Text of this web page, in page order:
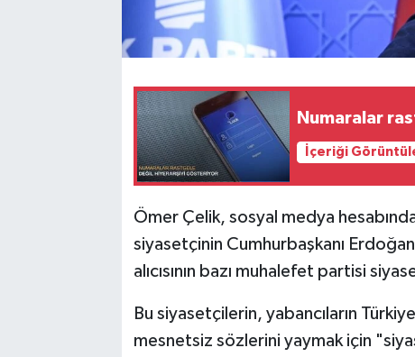
Numaralar
İçeriği
Ömer Çelik, sosyal medya
siyasetçinin Cumhurbaşkanı
alıcısının bazı muhalefet partisi
Bu siyasetçilerin, yabancıların
mesnetsiz sözlerini yaymak için